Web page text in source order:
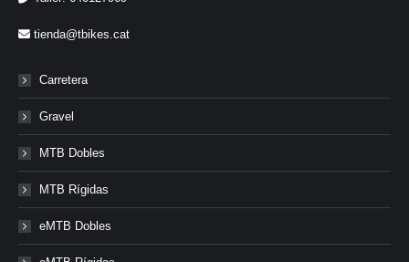
tienda@tbikes.cat
Carretera
Gravel
MTB Dobles
MTB Rígidas
eMTB Dobles